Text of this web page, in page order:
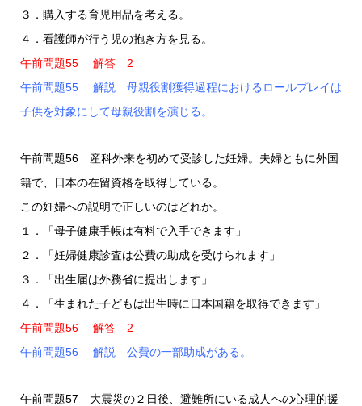
３．購入する育児用品を考える。
４．看護師が行う児の抱き方を見る。
午前問題55 解答 2
午前問題55 解説 母親役割獲得過程におけるロールプレイは
子供を対象にして母親役割を演じる。
午前問題56 産科外来を初めて受診した妊婦。夫婦ともに外国
籍で、日本の在留資格を取得している。
この妊婦への説明で正しいのはどれか。
１．「母子健康手帳は有料で入手できます」
２．「妊婦健康診査は公費の助成を受けられます」
３．「出生届は外務省に提出します」
４．「生まれた子どもは出生時に日本国籍を取得できます」
午前問題56 解答 2
午前問題56 解説 公費の一部助成がある。
午前問題57 大震災の２日後、避難所にいる成人への心理的援